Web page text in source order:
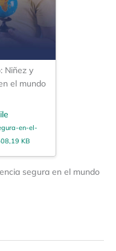
Niñez y
el mundo
en-el-
KB
segura en el mundo